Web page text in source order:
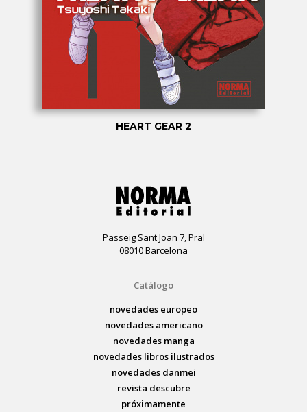
HEART GEAR 2
Passeig Sant Joan 7, Pral
08010 Barcelona
Catálogo
novedades europeo
novedades americano
novedades manga
novedades libros ilustrados
novedades danmei
revista descubre
próximamente